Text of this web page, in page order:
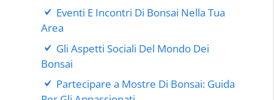
Eventi E Incontri Di Bonsai Nella Tua
Area
Gli Aspetti Sociali Del Mondo Dei
Bonsai
Partecipare a Mostre Di Bonsai: Guida